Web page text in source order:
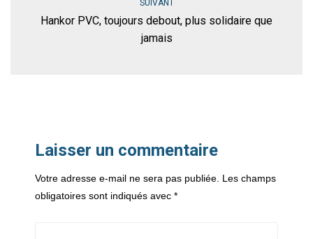
SUIVANT
Hankor PVC, toujours debout, plus solidaire que
jamais
Laisser un commentaire
Votre adresse e-mail ne sera pas publiée. Les champs
obligatoires sont indiqués avec *